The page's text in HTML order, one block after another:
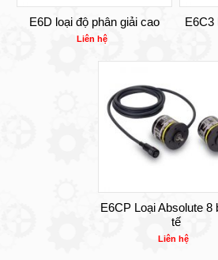
E6D loại độ phân giải cao
Liên hệ
E6C3
E6CP Loại Absolute 8
tế
Liên hệ